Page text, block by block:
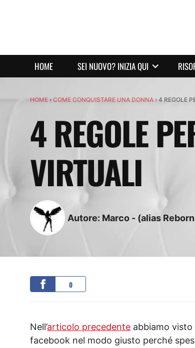
HOME SEI NUOVO? INIZIA QUI
HOME ›COME CONQUISTARE UNA DONNA ›4 REGOLE
4 REGOLE
VIRTUALI
Autore: Marco - (alias
0
Nell’articolo precedente abbiamo
facebook nel modo giusto perché